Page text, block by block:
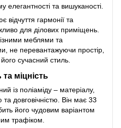
елегантності та вишуканості.
гармонії та
для ділових приміщень.
меблями та
не перевантажуючи простір,
сучасний стиль.
та міцність
із поліаміду – матеріалу,
довговічністю. Він має 33
його чудовим варіантом
трафіком.